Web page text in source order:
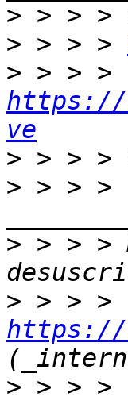
>
> > > >
>
https://
ve
>
> > > >
> > > >
>
https://
>